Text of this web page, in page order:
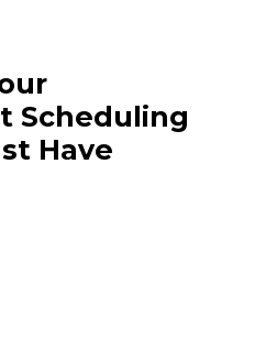
Scheduling
Have